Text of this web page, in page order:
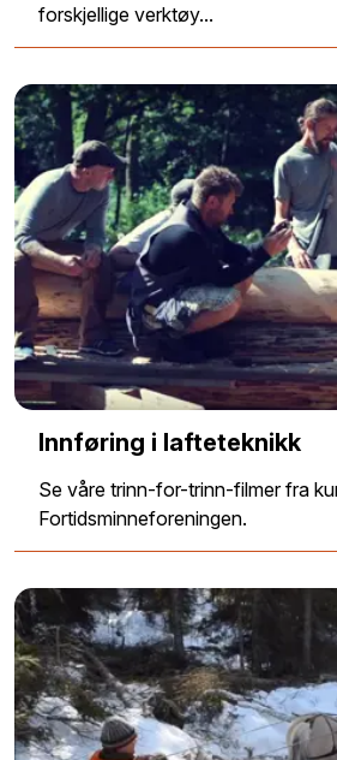
forskjellige verktøy...
Innføring i lafteteknikk
Se våre trinn-for-trinn-filmer fra
Fortidsminneforeningen.